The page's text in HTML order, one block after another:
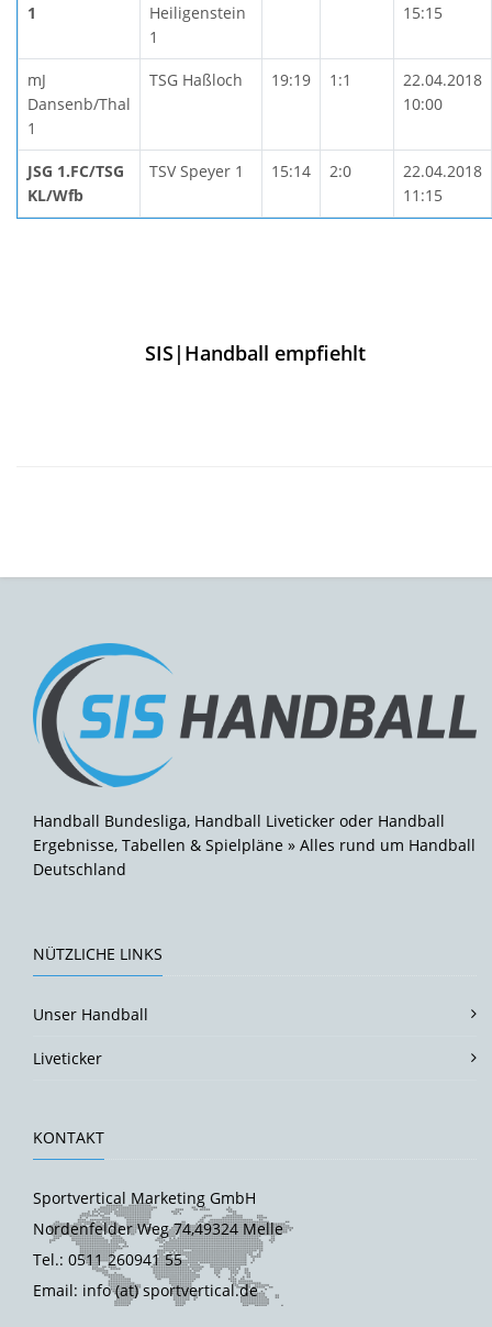
1
Heiligenstein
1
15:15
mJ
Dansenb/Thal
1
TSG Haßloch 19:19 1:1
22.04.2018
10:00
JSG 1.FC/TSG
KL/Wfb
TSV Speyer 1 15:14 2:0
22.04.2018
11:15
SIS|Handball empfiehlt
Handball Bundesliga, Handball Liveticker oder Handball
Ergebnisse, Tabellen & Spielpläne » Alles rund um Handball
Deutschland
NÜTZLICHE LINKS
Unser Handball
Liveticker
KONTAKT
Sportvertical Marketing GmbH
Nordenfelder Weg 74,49324 Melle
Tel.: 0511 260941 55
Email: info (at) sportvertical.de